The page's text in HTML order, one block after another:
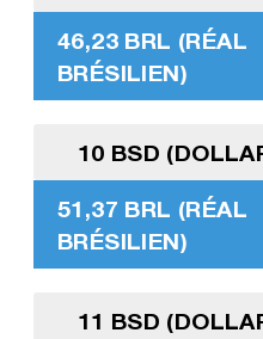
46,23 BRL (RÉAL
BRÉSILIEN)
10 BSD
51,37 BRL (RÉAL
BRÉSILIEN)
11 BSD